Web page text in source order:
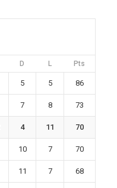
D L Pts
5 5 86
7 8 73
4 11 70
10 7 70
11 7 68